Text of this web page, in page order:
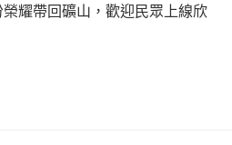
耀帶回礦山，歡迎民眾上線欣